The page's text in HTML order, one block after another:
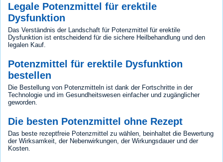
Legale Potenzmittel für erektile
Dysfunktion
Das Verständnis der Landschaft für Potenzmittel für erektile
Dysfunktion ist entscheidend für die sichere Heilbehandlung und den
legalen Kauf.
Potenzmittel für erektile Dysfunktion
bestellen
Die Bestellung von Potenzmitteln ist dank der Fortschritte in der
Technologie und im Gesundheitswesen einfacher und zugänglicher
geworden.
Die besten Potenzmittel ohne Rezept
Das beste rezeptfreie Potenzmittel zu wählen, beinhaltet die Bewertung
der Wirksamkeit, der Nebenwirkungen, der Wirkungsdauer und der
Kosten.